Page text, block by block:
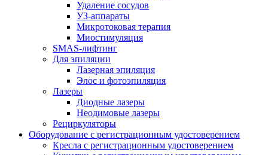
Удаление сосудов
УЗ-аппараты
Микротоковая терапия
Миостимуляция
SMAS-лифтинг
Для эпиляции
Лазерная эпиляция
Элос и фотоэпиляция
Лазеры
Диодные лазеры
Неодимовые лазеры
Рециркуляторы
Оборудование с регистрационным удостоверением
Кресла с регистрационным удостоверением